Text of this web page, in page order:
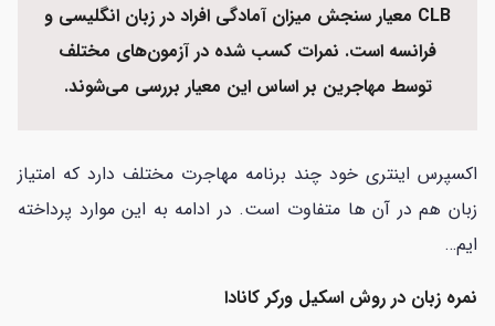
CLB معیار سنجش میزان آمادگی افراد در زبان انگلیسی و
فرانسه است. نمرات کسب شده در آزمون‌های مختلف
توسط مهاجرین بر اساس این معیار بررسی می‌شوند.
اکسپرس اینتری خود چند برنامه مهاجرت مختلف دارد که امتیاز
زبان هم در آن ها متفاوت است. در ادامه به این موارد پرداخته
ایم…
نمره زبان در روش اسکیل ورکر کانادا